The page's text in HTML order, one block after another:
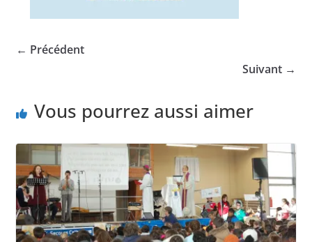
← Précédent
Suivant →
Vous pourrez aussi aimer